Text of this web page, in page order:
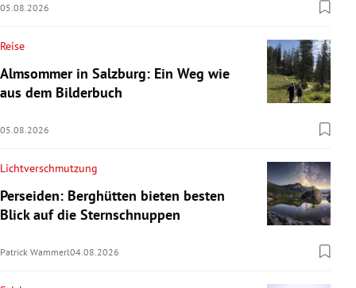
05.08.2026
Reise
Almsommer in Salzburg: Ein Weg wie
aus dem Bilderbuch
05.08.2026
Lichtverschmutzung
Perseiden: Berghütten bieten besten
Blick auf die Sternschnuppen
Patrick Wammerl04.08.2026